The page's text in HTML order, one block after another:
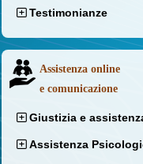
Testimonianze
Assistenza online
e comunicazione
Giustizia e
Assistenza